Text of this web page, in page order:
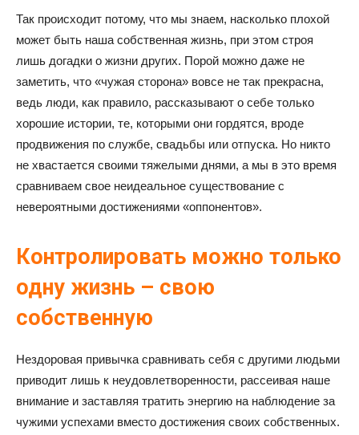
Так происходит потому, что мы знаем, насколько плохой
может быть наша собственная жизнь, при этом строя
лишь догадки о жизни других. Порой можно даже не
заметить, что «чужая сторона» вовсе не так прекрасна,
ведь люди, как правило, рассказывают о себе только
хорошие истории, те, которыми они гордятся, вроде
продвижения по службе, свадьбы или отпуска. Но никто
не хвастается своими тяжелыми днями, а мы в это время
сравниваем свое неидеальное существование с
невероятными достижениями «оппонентов».
Контролировать можно только
одну жизнь – свою
собственную
Нездоровая привычка сравнивать себя с другими людьми
приводит лишь к неудовлетворенности, рассеивая наше
внимание и заставляя тратить энергию на наблюдение за
чужими успехами вместо достижения своих собственных.